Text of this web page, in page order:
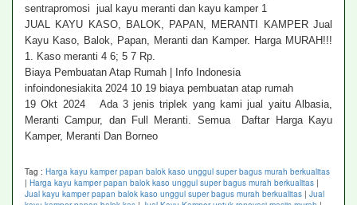
sentrapromosi jual kayu meranti dan kayu kamper 1
JUAL KAYU KASO, BALOK, PAPAN, MERANTI KAMPER Jual
Kayu Kaso, Balok, Papan, Meranti dan Kamper. Harga MURAH!!!
1. Kaso meranti 4 6; 5 7 Rp.
Biaya Pembuatan Atap Rumah | Info Indonesia
infoindonesiakita 2024 10 19 biaya pembuatan atap rumah
19 Okt 2024 Ada 3 jenis triplek yang kami jual yaitu Albasia,
Meranti Campur, dan Full Meranti. Semua Daftar Harga Kayu
Kamper, Meranti Dan Borneo
Tag : Harga kayu kamper papan balok kaso unggul super bagus murah berkualitas
| Harga kayu kamper papan balok kaso unggul super bagus murah berkualitas |
Jual kayu kamper papan balok kaso unggul super bagus murah berkualitas | Jual